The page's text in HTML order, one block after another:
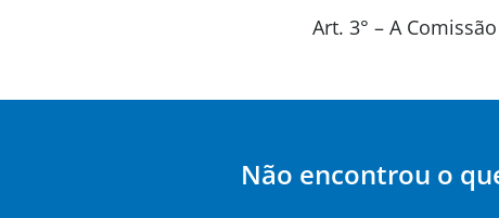
Art. 3° – A
Não encontrou o